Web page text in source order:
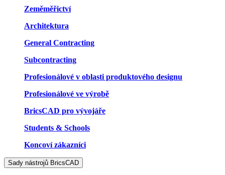
Zeměměřictví
Architektura
General Contracting
Subcontracting
Profesionálové v oblasti produktového designu
Profesionálové ve výrobě
BricsCAD pro vývojáře
Students & Schools
Koncoví zákazníci
Sady nástrojů BricsCAD